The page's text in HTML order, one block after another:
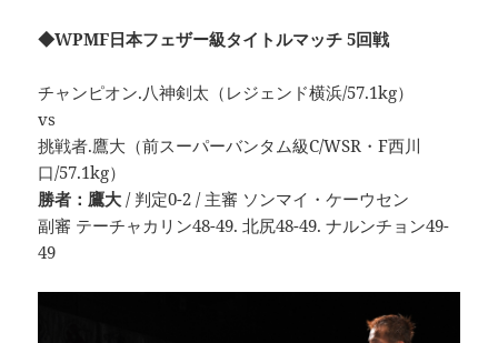
◆WPMF日本フェザー級タイトルマッチ 5回戦
チャンピオン.八神剣太（レジェンド横浜/57.1kg）
vs
挑戦者.鷹大（前スーパーバンタム級C/WSR・F西川
口/57.1kg）
勝者：鷹大 / 判定0-2 / 主審 ソンマイ・ケーウセン
副審 テーチャカリン48-49. 北尻48-49. ナルンチョン49-
49